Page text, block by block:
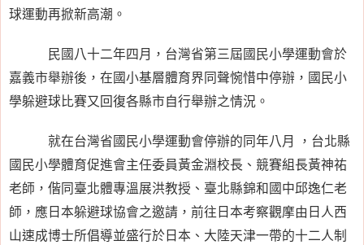
球運動再掀新高潮。
民國八十二年四月，台灣省第三屆國民小學運動會於
嘉義市舉辦後，在國小基層體育界同聲惋惜中停辦，國民小
學躲避球比賽又回復各縣市自行舉辦之情況。
就在台灣省國民小學運動會停辦的同年八月 ，台北縣
國民小學體育促進會主任委員黃金淵校長、競賽組長黃神祐
老師，偕同臺北體專溫展洪教授、臺北縣錦和國中邱逸仁老
師，應日本躲避球協會之邀請，前往日本考察觀摩由日人西
山速成博士所倡導並盛行於日本、大陸天津一帶的十二人制